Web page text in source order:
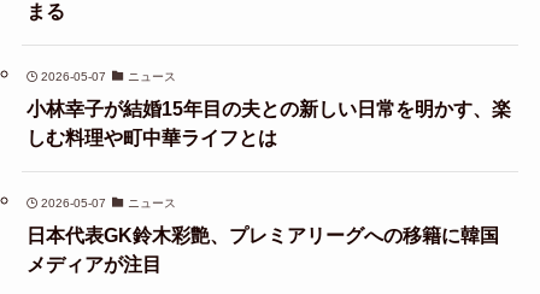
まる
2026-05-07 ニュース
小林幸子が結婚15年目の夫との新しい日常を明かす、楽
しむ料理や町中華ライフとは
2026-05-07 ニュース
日本代表GK鈴木彩艶、プレミアリーグへの移籍に韓国
メディアが注目